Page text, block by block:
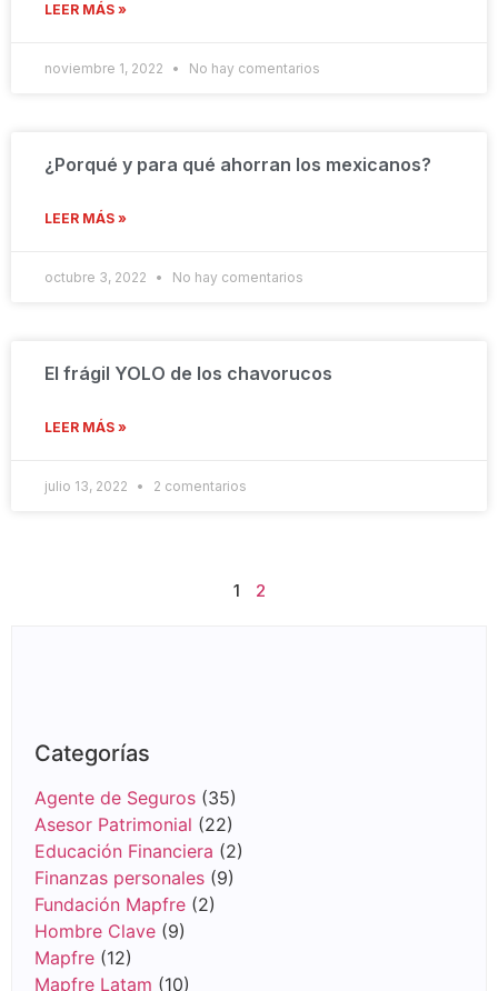
LEER MÁS »
noviembre 1, 2022 No hay comentarios
¿Porqué y para qué ahorran los mexicanos?
LEER MÁS »
octubre 3, 2022 No hay comentarios
El frágil YOLO de los chavorucos
LEER MÁS »
julio 13, 2022 2 comentarios
1 2
Categorías
Agente de Seguros (35)
Asesor Patrimonial (22)
Educación Financiera (2)
Finanzas personales (9)
Fundación Mapfre (2)
Hombre Clave (9)
Mapfre (12)
Mapfre Latam (10)